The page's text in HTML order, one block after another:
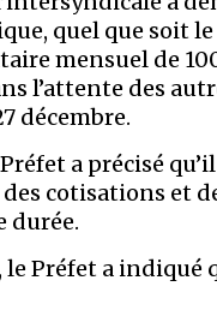
quel que soit
mensuel de
l’attente des
décembre.
a précisé
cotisations et
durée.
le Préfet a indiqué